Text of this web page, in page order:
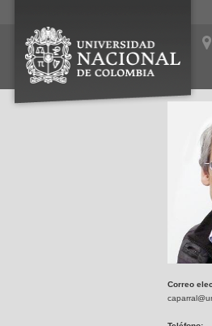
Correo